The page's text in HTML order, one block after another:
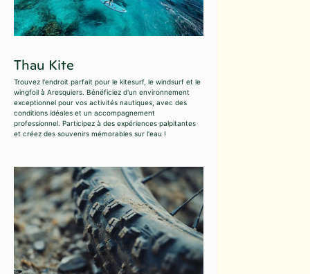
Thau Kite
Trouvez l'endroit parfait pour le kitesurf, le windsurf et le
wingfoil à Aresquiers. Bénéficiez d'un environnement
exceptionnel pour vos activités nautiques, avec des
conditions idéales et un accompagnement
professionnel. Participez à des expériences palpitantes
et créez des souvenirs mémorables sur l'eau !